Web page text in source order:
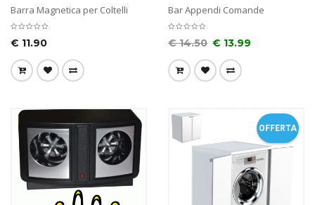
Barra Magnetica per Coltelli
€ 11.90
Bar Appendi Comande
€14.50 € 13.99
OFFERTA